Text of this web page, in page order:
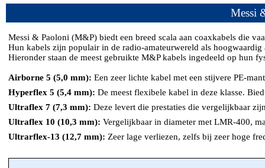
Messi
Messi & Paoloni (M&P) biedt een breed scala aan coaxkabels die
Hun kabels zijn populair in de radio-amateurwereld als
Hieronder staan de meest gebruikte M&P kabels ingedeeld op hun
Airborne 5 (5,0 mm): Een zeer lichte kabel met een stijvere PE-
Hyperflex 5 (5,4 mm): De meest flexibele kabel in deze klasse.
Ultraflex 7 (7,3 mm): Deze levert die prestaties die vergelijkbaar
Ultraflex 10 (10,3 mm): Vergelijkbaar in diameter met LMR-400,
Ultrarflex-13 (12,7 mm): Zeer lage verliezen, zelfs bij zeer hoge